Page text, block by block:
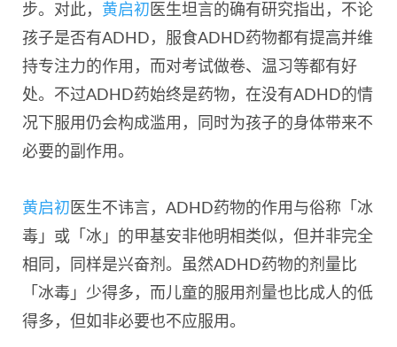
步。对此， 黄启初医生坦言的确有研究指出，不论
孩子是否有ADHD，服食ADHD药物都有提高并维
持专注力的作用，而对考试做卷、温习等都有好
处。不过ADHD药始终是药物，在没有ADHD的情
况下服用仍会构成滥用，同时为孩子的身体带来不
必要的副作用。
黄启初医生不讳言，ADHD药物的作用与俗称「冰
毒」或「冰」的甲基安非他明相类似，但并非完全
相同，同样是兴奋剂。虽然ADHD药物的剂量比
「冰毒」少得多，而儿童的服用剂量也比成人的低
得多，但如非必要也不应服用。